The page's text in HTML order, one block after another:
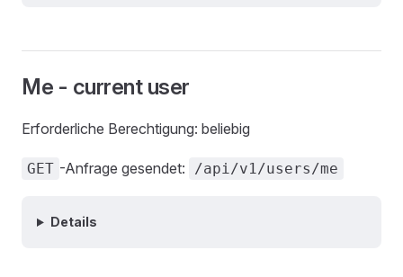
Me - current user
Erforderliche Berechtigung: beliebig
GET -Anfrage gesendet: /api/v1/users/me
Details